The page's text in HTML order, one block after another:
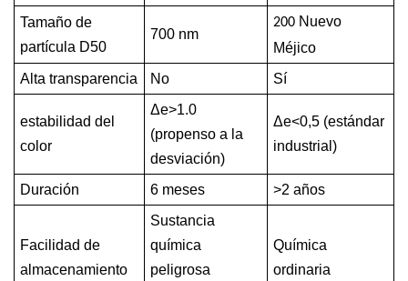
Tamaño de
partícula D50
700 nm
200 Nuevo
Méjico
Alta transparencia
No Sí
estabilidad del
color
Δe>1.0
(propenso a la
desviación)
Δe<0,5 (estándar
industrial)
Duración 6 meses >2 años
Facilidad de
almacenamiento
Sustancia
química
peligrosa
Química
ordinaria